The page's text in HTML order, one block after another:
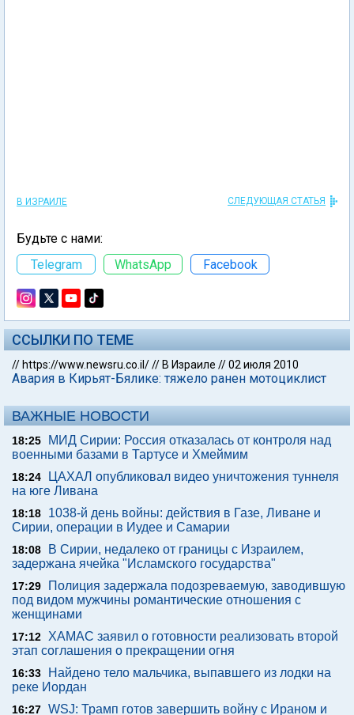
В ИЗРАИЛЕ СЛЕДУЮЩАЯ СТАТЬЯ
Будьте с нами:
Telegram
WhatsApp Facebook
ССЫЛКИ ПО ТЕМЕ
// https://www.newsru.co.il/// В Израиле //02 июля 2010
Авария в Кирьят-Бялике: тяжело ранен мотоциклист
ВАЖНЫЕ НОВОСТИ
18:25
МИД Сирии: Россия отказалась от контроля над
военными базами в Тартусе и Хмеймим
18:24
ЦАХАЛ опубликовал видео уничтожения туннеля
на юге Ливана
18:18
1038-й день войны: действия в Газе, Ливане и
Сирии, операции в Иудее и Самарии
18:08
В Сирии, недалеко от границы с Израилем,
задержана ячейка "Исламского государства"
17:29
Полиция задержала подозреваемую, заводившую
под видом мужчины романтические отношения с
женщинами
17:12
ХАМАС заявил о готовности реализовать второй
этап соглашения о прекращении огня
16:33
Найдено тело мальчика, выпавшего из лодки на
реке Иордан
16:27 WSJ: Трамп готов завершить войну с Ираном и